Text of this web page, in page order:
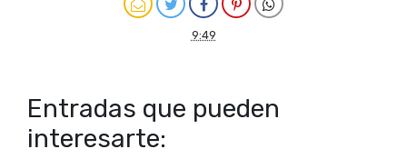
9:49
Entradas que pueden
interesarte: